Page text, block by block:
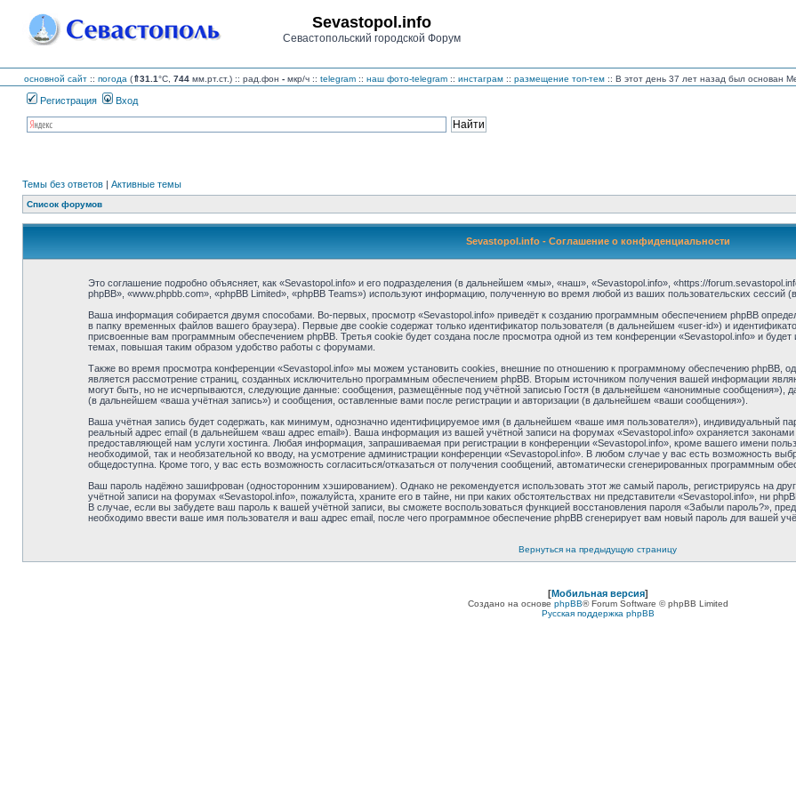
Sevastopol.info
Севастопольский городской Форум
основной сайт :: погода (⇑31.1°C, 744 мм.рт.ст.) :: рад.фон - мкр/ч :: telegram :: наш фото-telegram :: инстаграм :: размещение топ-тем :: В этот день 37 лет назад был основан
Регистрация Вход
Темы без ответов | Активные темы
Список форумов
Sevastopol.info - Соглашение о конфиденциальности
Это соглашение подробно объясняет, как «Sevastopol.info» и его подразделения (в дальнейшем «мы», «наш», «Sevastopol.info», «https://
phpBB», «www.phpbb.com», «phpBB Limited», «phpBB Teams») используют информацию, полученную во время любой из ваших пользовательских сессий
Ваша информация собирается двумя способами. Во-первых, просмотр «Sevastopol.info» приведёт к созданию программным обеспечением phpBB
в папку временных файлов вашего браузера). Первые две cookie содержат только идентификатор пользователя (в дальнейшем «user-id») и
присвоенные вам программным обеспечением phpBB. Третья cookie будет создана после просмотра одной из тем конференции «Sevastopol.info» и
темах, повышая таким образом удобство работы с форумами.
Также во время просмотра конференции «Sevastopol.info» мы можем установить cookies, внешние по отношению к программному обеспечению phpBB,
является рассмотрение страниц, созданных исключительно программным обеспечением phpBB. Вторым источником получения вашей информации
могут быть, но не исчерпываются, следующие данные: сообщения, размещённые под учётной записью Гостя (в дальнейшем «анонимные сообщения»),
(в дальнейшем «ваша учётная запись») и сообщения, оставленные вами после регистрации и авторизации (в дальнейшем «ваши сообщения»).
Ваша учётная запись будет содержать, как минимум, однозначно идентифицируемое имя (в дальнейшем «ваше имя пользователя»), индивидуальный
реальный адрес email (в дальнейшем «ваш адрес email»). Ваша информация из вашей учётной записи на форумах «Sevastopol.info» охраняется
предоставляющей нам услуги хостинга. Любая информация, запрашиваемая при регистрации в конференции «Sevastopol.info», кроме вашего имени
необходимой, так и необязательной ко вводу, на усмотрение администрации конференции «Sevastopol.info». В любом случае у вас есть возможность
общедоступна. Кроме того, у вас есть возможность согласиться/отказаться от получения сообщений, автоматически сгенерированных программным
Ваш пароль надёжно зашифрован (односторонним хэшированием). Однако не рекомендуется использовать этот же самый пароль, регистрируясь на
учётной записи на форумах «Sevastopol.info», пожалуйста, храните его в тайне, ни при каких обстоятельствах ни представители «Sevastopol.info», ни
В случае, если вы забудете ваш пароль к вашей учётной записи, вы сможете воспользоваться функцией восстановления пароля «Забыли пароль?»,
необходимо ввести ваше имя пользователя и ваш адрес email, после чего программное обеспечение phpBB сгенерирует вам новый пароль для вашей
Вернуться на предыдущую страницу
[Мобильная версия]
Создано на основе phpBB® Forum Software © phpBB Limited
Русская поддержка phpBB